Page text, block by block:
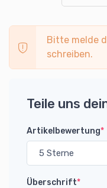
Bitte melde
schreiben.
Teile uns
Artikelbewertung*
Überschrift*